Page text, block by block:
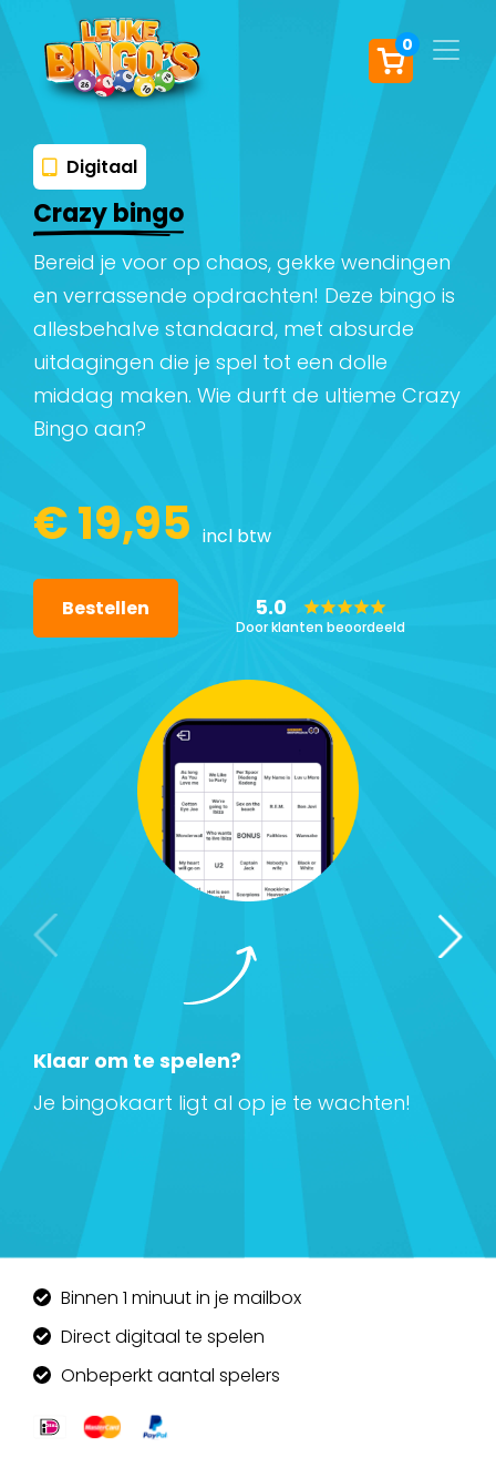
0
Digitaal
Crazy bingo
Bereid je voor op chaos, gekke wendingen
en verrassende opdrachten! Deze bingo is
allesbehalve standaard, met absurde
uitdagingen die je spel tot een dolle
middag maken. Wie durft de ultieme Crazy
Bingo aan?
€ 19,95 incl btw
Bestellen 5.0
Door klanten beoordeeld
Klaar om te spelen?
Je bingokaart ligt al op je te wachten!
Binnen 1 minuut in je mailbox
Direct digitaal te spelen
Onbeperkt aantal spelers